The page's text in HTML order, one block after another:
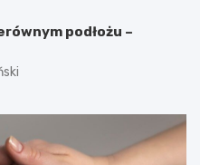
podłożu –